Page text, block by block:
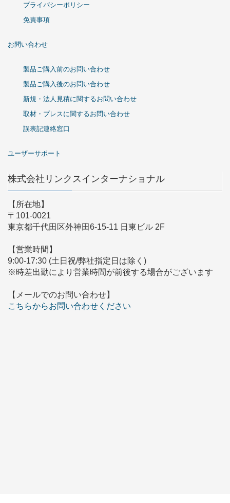
プライバシーポリシー
免責事項
お問い合わせ
製品ご購入前のお問い合わせ
製品ご購入後のお問い合わせ
新規・法人見積に関するお問い合わせ
取材・プレスに関するお問い合わせ
誤表記連絡窓口
ユーザーサポート
株式会社リンクスインターナショナル
【所在地】
〒101-0021
東京都千代田区外神田6-15-11 日東ビル 2F
【営業時間】
9:00-17:30 (土日祝/弊社指定日は除く)
※時差出勤により営業時間が前後する場合がございます
【メールでのお問い合わせ】
こちらからお問い合わせください